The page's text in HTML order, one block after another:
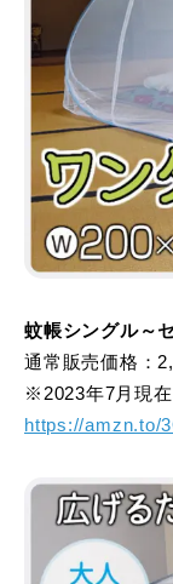
蚊帳シングル～
通常販売価格：
※2023年7月現
https://amzn.to/